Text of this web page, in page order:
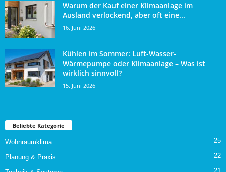
Warum der Kauf einer Klimaanlage im
Ausland verlockend, aber oft eine...
16. Juni 2026
Kühlen im Sommer: Luft-Wasser-
Wärmepumpe oder Klimaanlage – Was ist
wirklich sinnvoll?
15. Juni 2026
Beliebte Kategorie
Wohnraumklima 25
Planung & Praxis 22